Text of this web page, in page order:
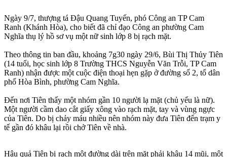
Ngày 9/7, thượng tá Đậu Quang Tuyến, phó Công an TP Cam
Ranh (Khánh Hòa), cho biết đã chỉ đạo Công an phường Cam
Nghĩa thụ lý hồ sơ vụ một nữ sinh lớp 8 bị rạch mặt.
Theo thông tin ban đầu, khoảng 7g30 ngày 29/6, Bùi Thị Thủy Tiên
(14 tuổi, học sinh lớp 8 Trường THCS Nguyễn Văn Trỗi, TP Cam
Ranh) nhận được một cuộc điện thoại hẹn gặp ở đường số 2, tổ dân
phố Hòa Bình, phường Cam Nghĩa.
Đến nơi Tiên thấy một nhóm gần 10 người lạ mặt (chủ yếu là nữ).
Một người cầm dao cắt giấy xông vào rạch mặt, tay và vùng ngực
của Tiên. Do bị chảy máu nhiều nên nhóm này đưa Tiên đến trạm y
tế gần đó khâu lại rồi chở Tiên về nhà.
Hậu quả Tiên bị rạch một đường dài trên mặt phải khâu 14 mũi, một